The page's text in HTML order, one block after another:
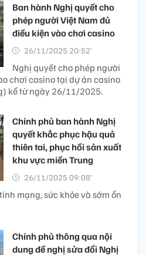
Ban hành Nghị quyết cho
phép người Việt Nam đủ
điều kiện vào chơi casino
26/11/2025 20:52’
Nghị quyết cho phép người
chơi casino tại dự án casino
kể từ ngày 26/11/2025.
Chính phủ ban hành Nghị
quyết khắc phục hậu quả
thiên tai, phục hồi sản xuất
khu vực miền Trung
26/11/2025 09:08’
mạng, sức khỏe và sớm ổn
Chính phủ thông qua nội
dung đề nghị sửa đổi Nghị